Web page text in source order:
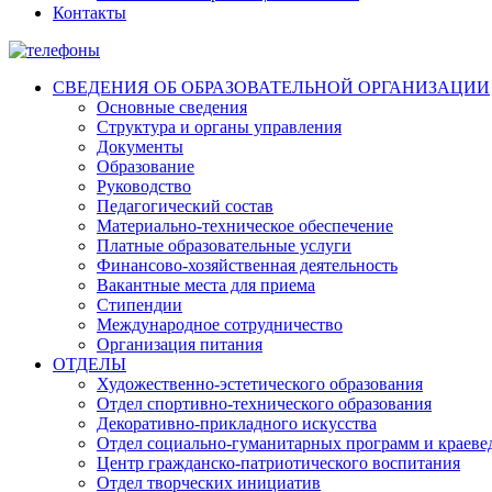
Контакты
СВЕДЕНИЯ ОБ ОБРАЗОВАТЕЛЬНОЙ ОРГАНИЗАЦИИ
Основные сведения
Структура и органы управления
Документы
Образование
Руководство
Педагогический состав
Материально-техническое обеспечение
Платные образовательные услуги
Финансово-хозяйственная деятельность
Вакантные места для приема
Стипендии
Международное сотрудничество
Организация питания
ОТДЕЛЫ
Художественно-эстетического образования
Отдел спортивно-технического образования
Декоративно-прикладного искусства
Отдел социально-гуманитарных программ и
Центр гражданско-патриотического воспитания
Отдел творческих инициатив